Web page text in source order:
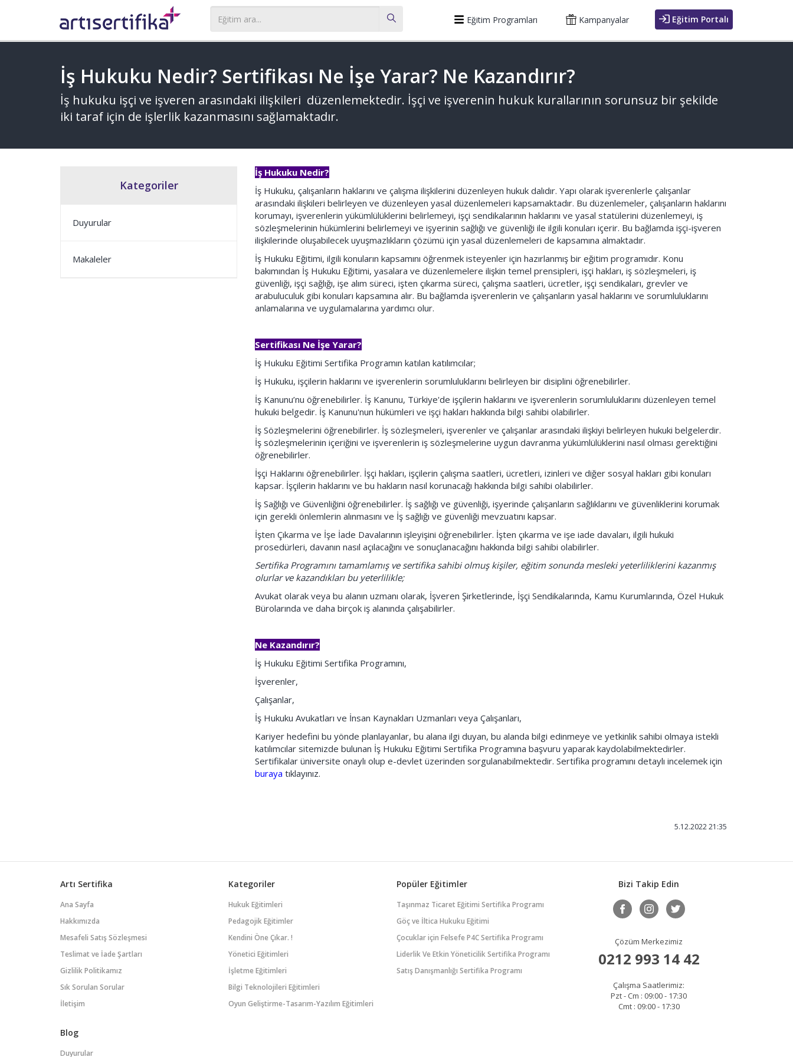
Eğitim Programları Kampanyalar Eğitim Portalı
İş Hukuku Nedir? Sertifikası Ne İşe Yarar? Ne Kazandırır?
İş hukuku işçi ve işveren arasındaki ilişkileri düzenlemektedir. İşçi ve işverenin hukuk kurallarının sorunsuz bir şekilde
iki taraf için de işlerlik kazanmasını sağlamaktadır.
Kategoriler
Duyurular
Makaleler
İş Hukuku Nedir?
İş Hukuku, çalışanların haklarını ve çalışma ilişkilerini düzenleyen hukuk dalıdır. Yapı olarak işverenlerle çalışanlar
arasındaki ilişkileri belirleyen ve düzenleyen yasal düzenlemeleri kapsamaktadır. Bu düzenlemeler, çalışanların haklarını
korumayı, işverenlerin yükümlülüklerini belirlemeyi, işçi sendikalarının haklarını ve yasal statülerini düzenlemeyi, iş
sözleşmelerinin hükümlerini belirlemeyi ve işyerinin sağlığı ve güvenliği ile ilgili konuları içerir. Bu bağlamda işçi-işveren
ilişkilerinde oluşabilecek uyuşmazlıkların çözümü için yasal düzenlemeleri de kapsamına almaktadır.
İş Hukuku Eğitimi, ilgili konuların kapsamını öğrenmek isteyenler için hazırlanmış bir eğitim programıdır. Konu
bakımından İş Hukuku Eğitimi, yasalara ve düzenlemelere ilişkin temel prensipleri, işçi hakları, iş sözleşmeleri, iş
güvenliği, işçi sağlığı, işe alım süreci, işten çıkarma süreci, çalışma saatleri, ücretler, işçi sendikaları, grevler ve
arabuluculuk gibi konuları kapsamına alır. Bu bağlamda işverenlerin ve çalışanların yasal haklarını ve sorumluluklarını
anlamalarına ve uygulamalarına yardımcı olur.
Sertifikası Ne İşe Yarar?
İş Hukuku Eğitimi Sertifika Programın katılan katılımcılar;
İş Hukuku, işçilerin haklarını ve işverenlerin sorumluluklarını belirleyen bir disiplini öğrenebilirler.
İş Kanunu’nu öğrenebilirler. İş Kanunu, Türkiye'de işçilerin haklarını ve işverenlerin sorumluluklarını düzenleyen temel
hukuki belgedir. İş Kanunu'nun hükümleri ve işçi hakları hakkında bilgi sahibi olabilirler.
İş Sözleşmelerini öğrenebilirler. İş sözleşmeleri, işverenler ve çalışanlar arasındaki ilişkiyi belirleyen hukuki belgelerdir.
İş sözleşmelerinin içeriğini ve işverenlerin iş sözleşmelerine uygun davranma yükümlülüklerini nasıl olması gerektiğini
öğrenebilirler.
İşçi Haklarını öğrenebilirler. İşçi hakları, işçilerin çalışma saatleri, ücretleri, izinleri ve diğer sosyal hakları gibi konuları
kapsar. İşçilerin haklarını ve bu hakların nasıl korunacağı hakkında bilgi sahibi olabilirler.
İş Sağlığı ve Güvenliğini öğrenebilirler. İş sağlığı ve güvenliği, işyerinde çalışanların sağlıklarını ve güvenliklerini korumak
için gerekli önlemlerin alınmasını ve İş sağlığı ve güvenliği mevzuatını kapsar.
İşten Çıkarma ve İşe İade Davalarının işleyişini öğrenebilirler. İşten çıkarma ve işe iade davaları, ilgili hukuki
prosedürleri, davanın nasıl açılacağını ve sonuçlanacağını hakkında bilgi sahibi olabilirler.
Sertifika Programını tamamlamış ve sertifika sahibi olmuş kişiler, eğitim sonunda mesleki yeterliliklerini kazanmış
olurlar ve kazandıkları bu yeterlilikle;
Avukat olarak veya bu alanın uzmanı olarak, İşveren Şirketlerinde, İşçi Sendikalarında, Kamu Kurumlarında, Özel Hukuk
Bürolarında ve daha birçok iş alanında çalışabilirler.
Ne Kazandırır?
İş Hukuku Eğitimi Sertifika Programını,
İşverenler,
Çalışanlar,
İş Hukuku Avukatları ve İnsan Kaynakları Uzmanları veya Çalışanları,
Kariyer hedefini bu yönde planlayanlar, bu alana ilgi duyan, bu alanda bilgi edinmeye ve yetkinlik sahibi olmaya istekli
katılımcılar sitemizde bulunan İş Hukuku Eğitimi Sertifika Programına başvuru yaparak kaydolabilmektedirler.
Sertifikalar üniversite onaylı olup e-devlet üzerinden sorgulanabilmektedir. Sertifika programını detaylı incelemek için
buraya tıklayınız.
5.12.2022 21:35
Artı Sertifika
Ana Sayfa
Hakkımızda
Mesafeli Satış Sözleşmesi
Teslimat ve İade Şartları
Gizlilik Politikamız
Sık Sorulan Sorular
İletişim
Blog
Duyurular
Kategoriler
Hukuk Eğitimleri
Pedagojik Eğitimler
Kendini Öne Çıkar. !
Yönetici Eğitimleri
İşletme Eğitimleri
Bilgi Teknolojileri Eğitimleri
Oyun Geliştirme-Tasarım-Yazılım Eğitimleri
Popüler Eğitimler
Taşınmaz Ticaret Eğitimi Sertifika Programı
Göç ve İltica Hukuku Eğitimi
Çocuklar için Felsefe P4C Sertifika Programı
Liderlik Ve Etkin Yöneticilik Sertifika Programı
Satış Danışmanlığı Sertifika Programı
Bizi Takip Edin
Çözüm Merkezimiz
0212 993 14 42
Çalışma Saatlerimiz:
Pzt - Cm : 09:00 - 17:30
Cmt : 09:00 - 17:30